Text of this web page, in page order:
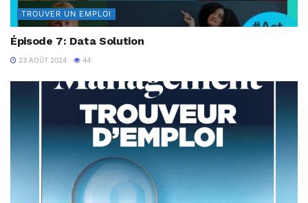
TROUVER UN EMPLOI
Épisode 7: Data Solution
23 AOÛT 2024 44